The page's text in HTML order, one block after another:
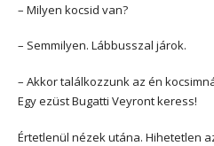
– Milyen kocsid van?
– Semmilyen. Lábbusszal járok.
– Akkor találkozzunk az én
Egy ezüst Bugatti Veyront keress!
Értetlenül nézek utána. Hihetetlen